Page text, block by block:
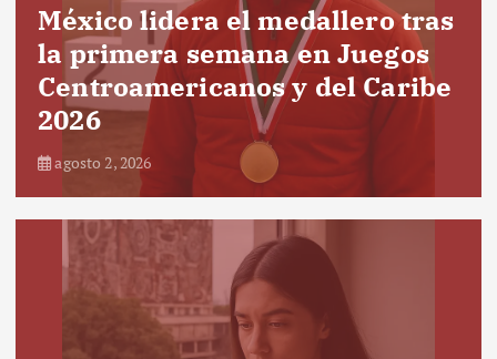
México lidera el medallero tras
la primera semana en Juegos
Centroamericanos y del Caribe
2026
agosto 2, 2026